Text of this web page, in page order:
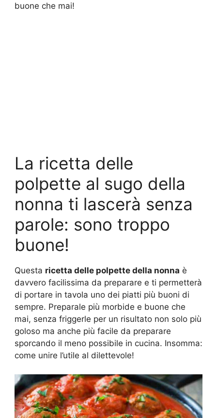
buone che mai!
La ricetta delle
polpette al sugo della
nonna ti lascerà senza
parole: sono troppo
buone!
Questa ricetta delle polpette della nonna è
davvero facilissima da preparare e ti permetterà
di portare in tavola uno dei piatti più buoni di
sempre. Preparale più morbide e buone che
mai, senza friggerle per un risultato non solo più
goloso ma anche più facile da preparare
sporcando il meno possibile in cucina. Insomma:
come unire l’utile al dilettevole!